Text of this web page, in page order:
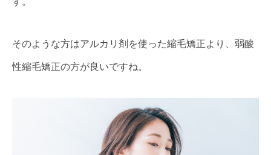
そのような方はアルカリ剤を使った縮毛矯正より、弱酸
性縮毛矯正の方が良いですね。